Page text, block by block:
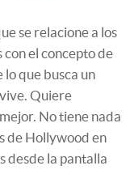
se relacione a los
el concepto de
lo que busca un
Quiere
No tiene nada
de Hollywood en
desde la pantalla